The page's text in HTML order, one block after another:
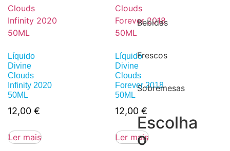
Bebidas
Frescos
Sobremesas
Escolha
o
Líquido
Divine
Clouds
Infinity 2020
50ML
12,00 €
Ler mais
Líquido
Divine
Clouds
Forever 2018
50ML
12,00 €
Ler mais